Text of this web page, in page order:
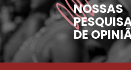
NOSSAS
DE